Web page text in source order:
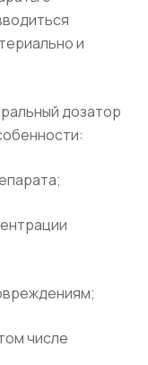
и
дозатор
числе